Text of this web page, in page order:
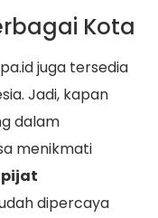
Kota
juga tersedia
Jadi, kapan
dalam
menikmati
dipercaya